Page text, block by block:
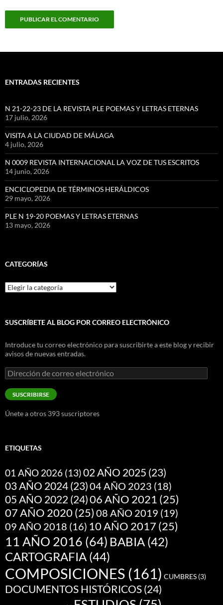
ENTRADAS RECIENTES
N 21-22-23 DE LA REVISTA PLE POEMAS Y LETRAS ETERNAS
17 julio, 2026
VISITA A LA CIUDAD DE MÁLAGA
4 julio, 2026
N 0009 REVISTA INTERNACIONAL LA VOZ DE TUS ESCRITOS
14 junio, 2026
ENCICLOPEDIA DE TÉRMINOS HERÁLDICOS
29 mayo, 2026
PLE N 19-20 POEMAS Y LETRAS ETERNAS
13 mayo, 2026
CATEGORÍAS
Categorías
SUSCRÍBETE AL BLOG POR CORREO ELECTRÓNICO
Introduce tu correo electrónico para suscribirte a este blog y recibir
avisos de nuevas entradas.
Dirección
de
correo
electrónico
SUSCRIBIRSE
Únete a otros 393 suscriptores
ETIQUETAS
01 AÑO 2026 (13)02 AÑO 2025 (23)
03 AÑO 2024(23)04 AÑO 2023 (18)
05 AÑO 2022 (24)06 AÑO 2021 (25)
07 AÑO 2020 (25) 08 AÑO 2019 (19)
09 AÑO 2018 (16) 10 AÑO 2017 (25)
11 AÑO 2016 (64) BABIA (42)
CARTOGRAFIA (44)
COMPOSICIONES (161) CUMBRES (3)
DOCUMENTOS HISTÓRICOS(24)